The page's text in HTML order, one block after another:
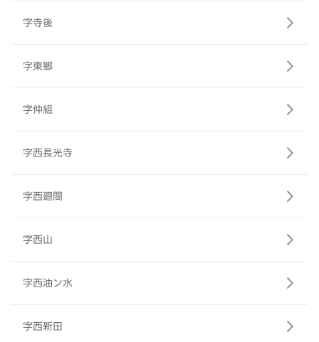
字寺後
字東郷
字仲組
字西長光寺
字西廻間
字西山
字西油ン水
字西新田